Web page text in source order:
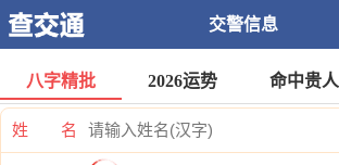
交警信息
八字精批 2026运势 命中贵人
姓 名